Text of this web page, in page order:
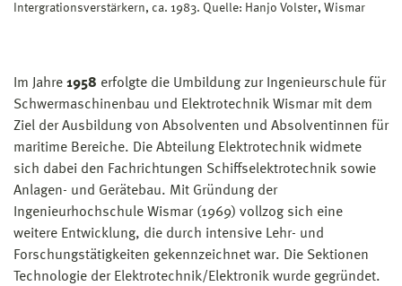
Intergrationsverstärkern, ca. 1983. Quelle: Hanjo Volster, Wismar
Im Jahre 1958 erfolgte die Umbildung zur Ingenieurschule für
Schwer­maschinen­bau und Elektrotechnik Wismar mit dem
Ziel der Ausbildung von Absolventen und Absolventinnen für
maritime Bereiche. Die Abteilung Elektrotechnik widmete
sich dabei den Fachrichtungen Schiffselektrotechnik sowie
Anlagen- und Gerätebau. Mit Gründung der
Ingenieurhochschule Wismar (1969) vollzog sich eine
weitere Entwicklung, die durch intensive Lehr- und
Forschungstätigkeiten gekennzeichnet war. Die Sektionen
Technologie der Elektrotechnik/Elektronik wurde gegründet.